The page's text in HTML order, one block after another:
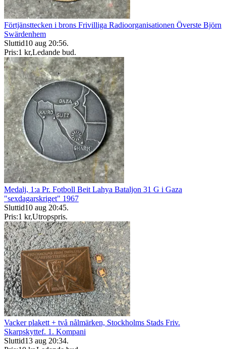
Förtjänsttecken i brons Frivilliga Radioorganisationen Överste Björn
Swärdenhem
Sluttid10 aug 20:56.
Pris:1 kr,Ledande bud.
Medalj, 1:a Pr. Fotboll Beit Lahya Bataljon 31 G i Gaza
"sexdagarskriget" 1967
Sluttid10 aug 20:45.
Pris:1 kr,Utropspris.
Vacker plakett + två nålmärken, Stockholms Stads Friv.
Skarpskyttef. 1. Kompani
Sluttid13 aug 20:34.